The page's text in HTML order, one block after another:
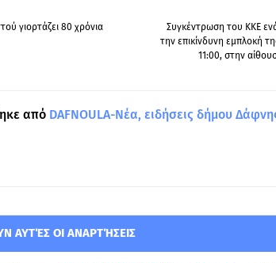
Συγκέντρωση του ΚΚΕ
την επικίνδυνη εμπλοκή
11:00, στην
γιορτάζει 80 χρόνια
από DAFNOULA-Νέα, ειδήσεις δήμου
ΑΥΤΈΣ ΟΙ ΑΝΑΡΤΉΣΕΙΣ